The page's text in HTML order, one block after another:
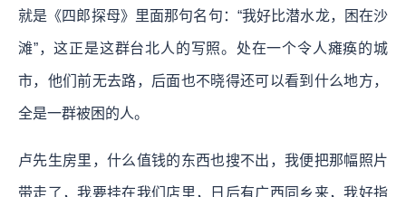
就是《四郎探母》里面那句名句：“我好比潜水龙，困在沙
滩”，这正是这群台北人的写照。处在一个令人瘫痪的城
市，他们前无去路，后面也不晓得还可以看到什么地方，
全是一群被困的人。
卢先生房里，什么值钱的东西也搜不出，我便把那幅照片
带走了，我要挂在我们店里，日后有广西同乡来，我好指